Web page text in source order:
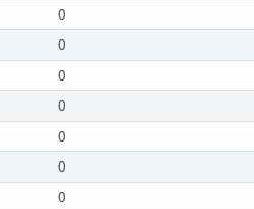
0
0
0
0
0
0
0